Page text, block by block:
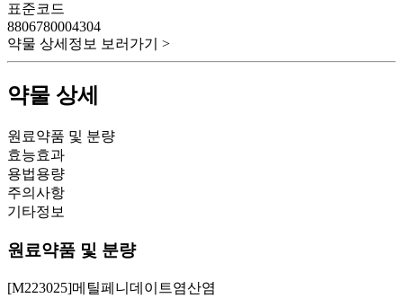
표준코드
8806780004304
약물 상세정보 보러가기 >
약물 상세
원료약품 및 분량
효능효과
용법용량
주의사항
기타정보
원료약품 및 분량
[M223025]메틸페니데이트염산염